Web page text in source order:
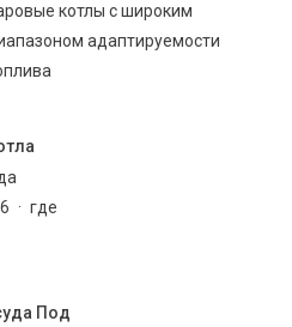
котлы с широким
адаптируемости
· где
Под